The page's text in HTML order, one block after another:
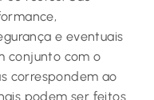
e eventuais
conjunto com o
correspondem ao
podem ser feitos